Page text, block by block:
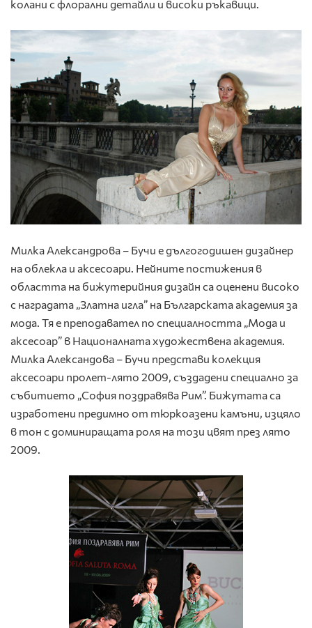
колани с флорални детайли и високи ръкавици.
Милка Александрова – Бучи е дългогодишен дизайнер
на облекла и аксесоари. Нейните постижения в
областта на бижутерийния дизайн са оценени високо
с наградата „Златна игла” на Българската академия за
мода. Тя е преподавател по специалността „Мода и
аксесоар” в Националната художествена академия.
Милка Александова – Бучи представи колекция
аксесоари пролет-лято 2009, създадени специално за
събитието „София поздравява Рим”. Бижутата са
изработени предимно от тюркоазени камъни, изцяло
в тон с доминиращата роля на този цвят през лято
2009.